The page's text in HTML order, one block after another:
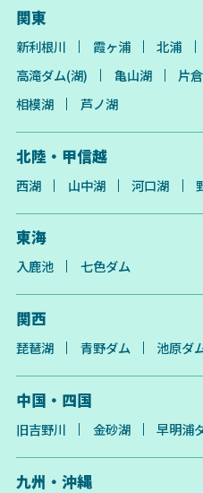
関東
新利根川 霞ヶ浦 北浦
高滝ダム(湖)
亀山湖 片
相模湖
芦ノ湖
北陸・甲信越
西湖 山中湖 河口湖
東海
入鹿池 七色ダム
関西
琵琶湖 青野ダム 池原ダ
中国・四国
旧吉野川 金砂湖 早明浦
九州・沖縄